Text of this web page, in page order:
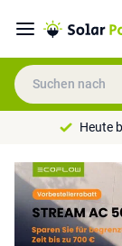
Heute